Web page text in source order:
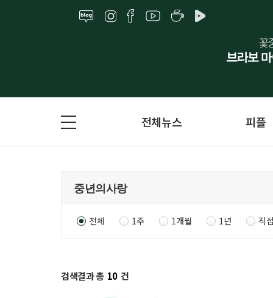
전체뉴스 피플
전체 1주 1개월 1년 직
검색결과 총 10 건